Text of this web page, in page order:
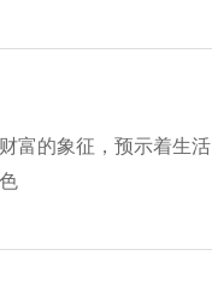
富的象征，预示着生活